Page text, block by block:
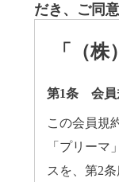
だき、ご同
「（
第1条 会員
この会員規
「プリーマ
スを、第2